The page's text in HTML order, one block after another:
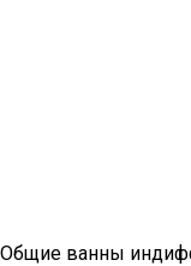
Общие ванны